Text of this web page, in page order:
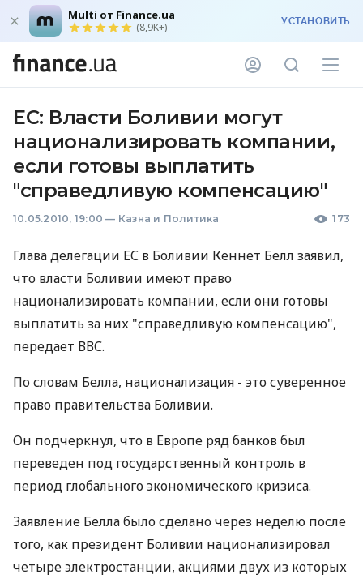
Multi от Finance.ua
(8,9K+) УСТАНОВИТЬ
ЕС: Власти Боливии могут
национализировать компании,
если готовы выплатить
"справедливую компенсацию"
10.05.2010, 19:00 — Казна и Политика 173
Глава делегации ЕС в Боливии Кеннет Белл заявил,
что власти Боливии имеют право
национализировать компании, если они готовы
выплатить за них "справедливую компенсацию",
передает ВВС.
По словам Белла, национализация - это суверенное
право правительства Боливии.
Он подчеркнул, что в Европе ряд банков был
переведен под государственный контроль в
период глобального экономического кризиса.
Заявление Белла было сделано через неделю после
того, как президент Боливии национализировал
четыре электростанции, акциями двух из которых